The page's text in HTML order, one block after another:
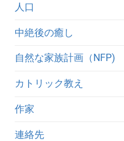
人口
中絶後の癒し
自然な家族計画（NFP)
カトリック教え
作家
連絡先